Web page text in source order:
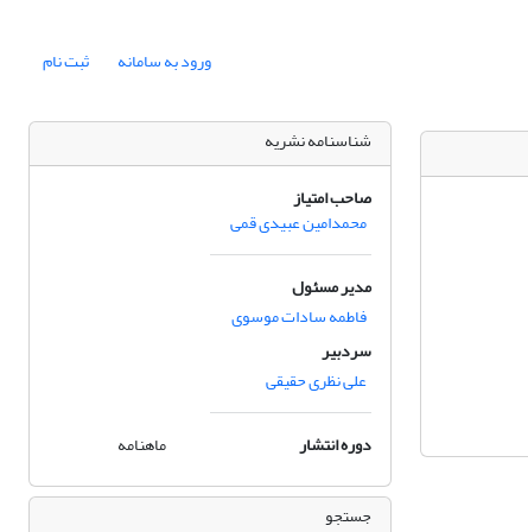
ورود به سامانه ثبت نام
شناسنامه نشریه
صاحب امتیاز
محمدامین عبیدی قمی
مدیر مسئول
فاطمه سادات موسوی
سردبیر
علی نظری حقیقی
دوره انتشار
ماهنامه
جستجو